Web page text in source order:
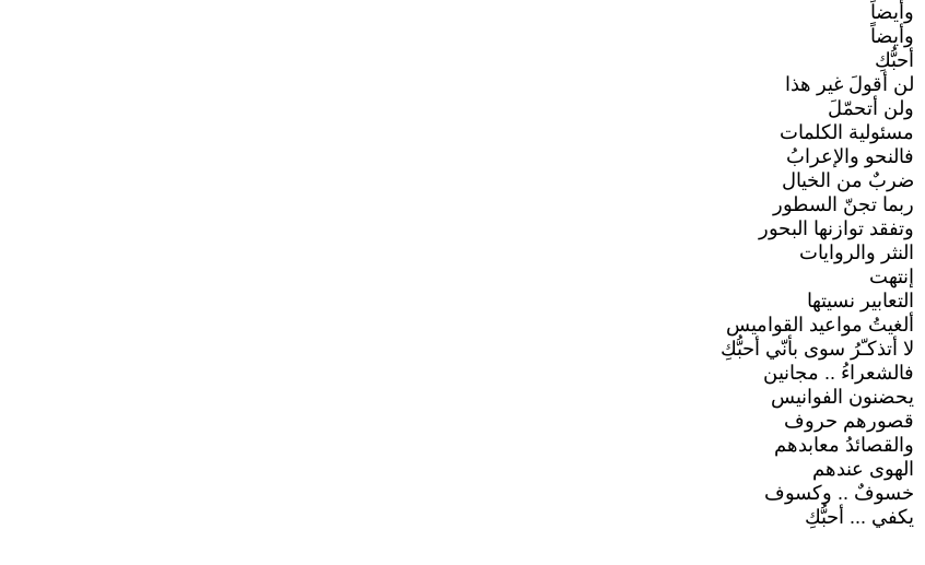
وأيضاً
وأيضاً
أحبُّكِ
لن أقولَ غير هذا
ولن أتحمّلَ
مسئولية الكلمات
فالنحو والإعرابُ
ضربٌ من الخيال
ربما تجنّ السطور
وتفقد توازنها البحور
النثر والروايات
إنتهت
التعابير نسيتها
ألغيتُ مواعيد القواميس
لا أتذكـّرُ سوى بأنّي أحبُّكِ
فالشعراءُ .. مجانين
يحضنون الفوانيس
قصورهم حروف
والقصائدُ معابدهم
الهوى عندهم
خسوفٌ .. وكسوف
يكفي ... أحبُّكِ